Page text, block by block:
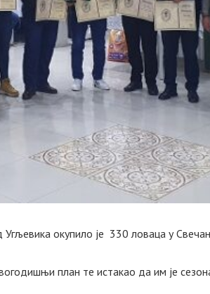
окупило је 330 ловаца у
план те истакао да им је